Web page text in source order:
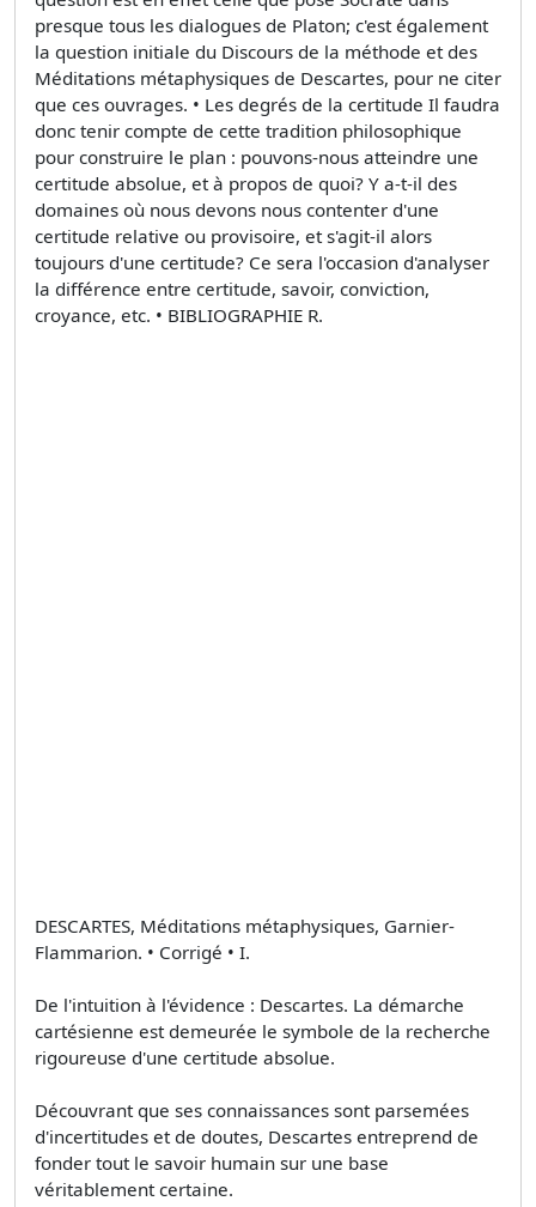
presque tous les dialogues de Platon; c'est également
la question initiale du Discours de la méthode et des
Méditations métaphysiques de Descartes, pour ne citer
que ces ouvrages. • Les degrés de la certitude Il faudra
donc tenir compte de cette tradition philosophique
pour construire le plan : pouvons-nous atteindre une
certitude absolue, et à propos de quoi? Y a-t-il des
domaines où nous devons nous contenter d'une
certitude relative ou provisoire, et s'agit-il alors
toujours d'une certitude? Ce sera l'occasion d'analyser
la différence entre certitude, savoir, conviction,
croyance, etc. • BIBLIOGRAPHIE R.
DESCARTES, Méditations métaphysiques, Garnier-
Flammarion. • Corrigé • I.
De l'intuition à l'évidence : Descartes. La démarche
cartésienne est demeurée le symbole de la recherche
rigoureuse d'une certitude absolue.
Découvrant que ses connaissances sont parsemées
d'incertitudes et de doutes, Descartes entreprend de
fonder tout le savoir humain sur une base
véritablement certaine.